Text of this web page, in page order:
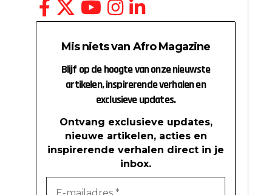
Mis niets van Afro Magazine
Blijf op de hoogte van onze nieuwste
artikelen, inspirerende verhalen en
exclusieve updates.
Ontvang exclusieve updates,
nieuwe artikelen, acties en
inspirerende verhalen direct in je
inbox.